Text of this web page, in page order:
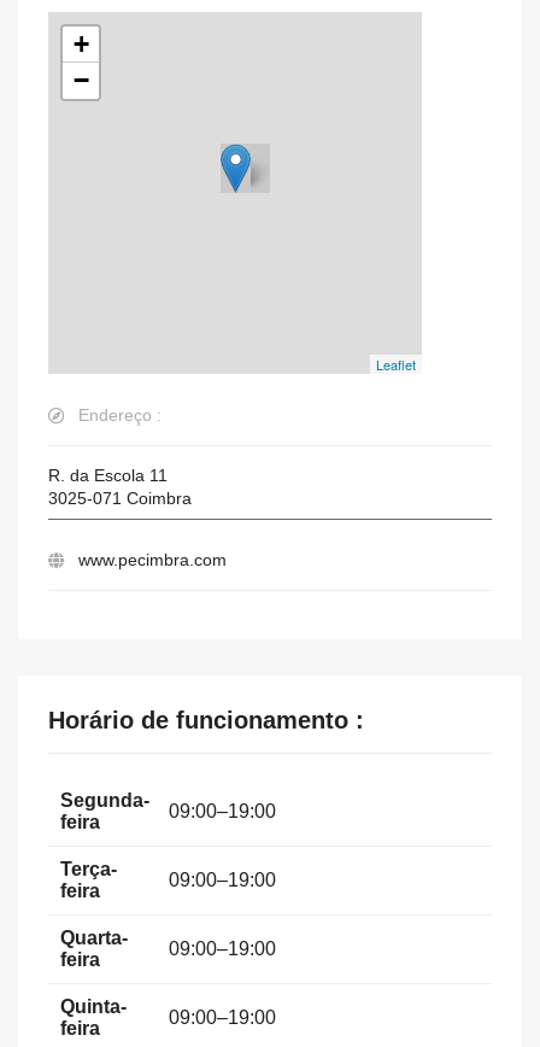
+
−
Leaflet
Endereço :
R. da Escola 11
3025-071 Coimbra
www.pecimbra.com
Horário de funcionamento :
Segunda-
feira
09:00–19:00
Terça-
feira
09:00–19:00
Quarta-
feira
09:00–19:00
Quinta-
feira
09:00–19:00